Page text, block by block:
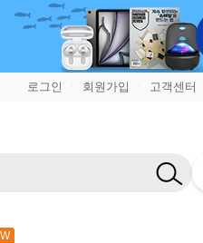
로그인 회원가입 고객센터